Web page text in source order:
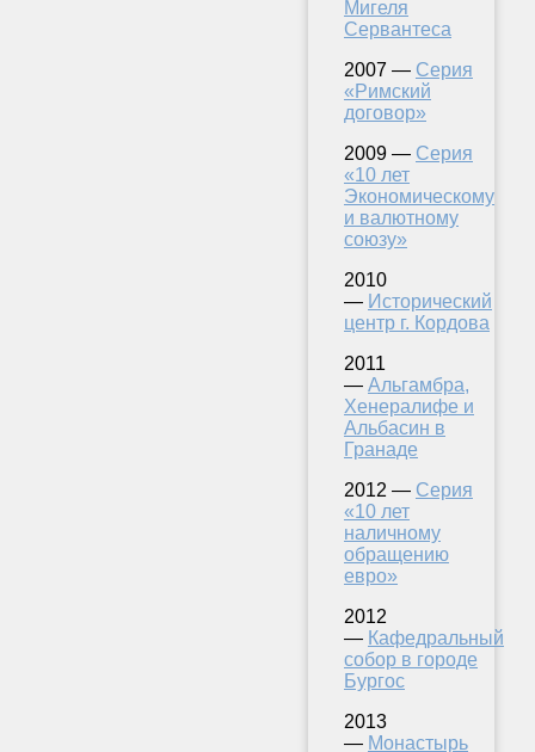
Мигеля
Сервантеса
2007 — Серия
«Римский
договор»
2009 — Серия
«10 лет
Экономическому
и валютному
союзу»
2010
— Исторический
центр г. Кордова
2011
— Альгамбра,
Хенералифе и
Альбасин в
Гранаде
2012 — Серия
«10 лет
наличному
обращению
евро»
2012
— Кафедральный
собор в городе
Бургос
2013
— Монастырь